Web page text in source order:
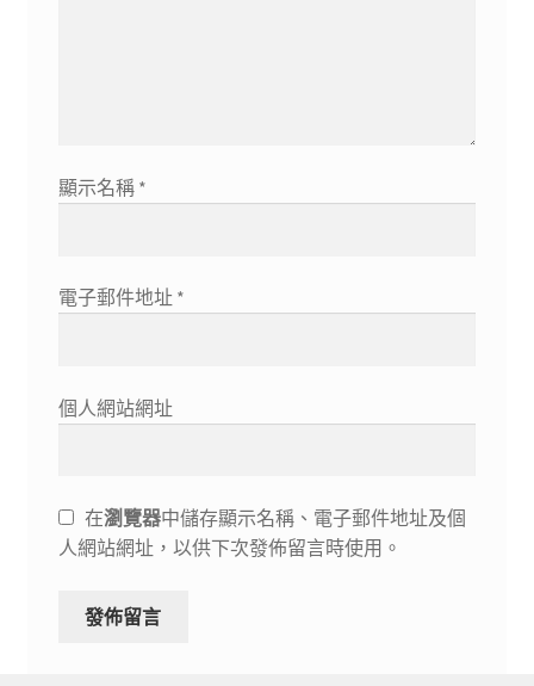
顯示名稱 *
電子郵件地址 *
個人網站網址
在瀏覽器中儲存顯示名稱、電子郵件地址及個
人網站網址，以供下次發佈留言時使用。